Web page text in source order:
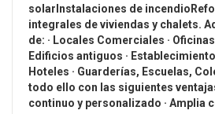
solarInstalaciones de
integrales de viviendas y chalets.
de: · Locales Comerciales ·
Edificios antiguos ·
Hoteles · Guarderías, Escuelas,
todo ello con las siguientes
continuo y personalizado · Amplia